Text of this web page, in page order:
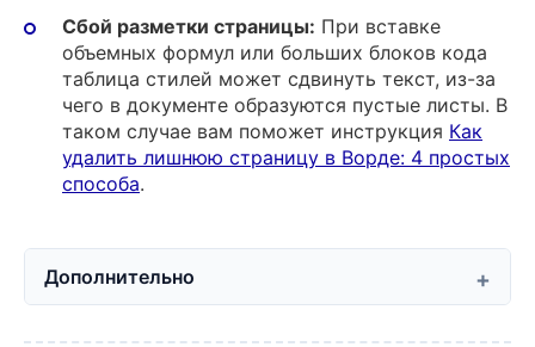
Сбой разметки страницы: При вставке
объемных формул или больших блоков кода
таблица стилей может сдвинуть текст, из-за
чего в документе образуются пустые листы. В
таком случае вам поможет инструкция Как
удалить лишнюю страницу в Ворде: 4 простых
способа.
Дополнительно